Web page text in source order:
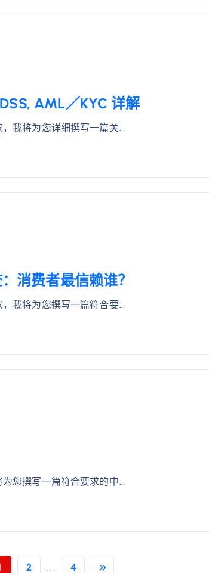
AML／KYC 详解
我将为您详细撰写一篇关…
消费者最信赖谁？
我将为您撰写一篇符合要…
您撰写一篇符合要求的中…
2 ... 4